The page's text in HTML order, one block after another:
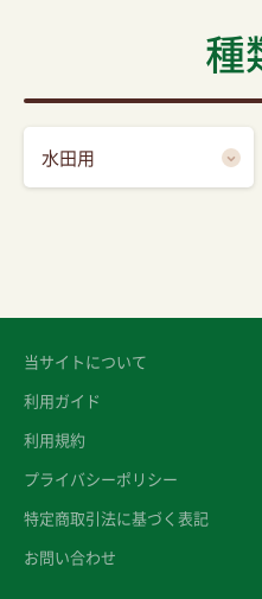
種
水田用
当サイトについて
利用ガイド
利用規約
プライバシーポリシー
特定商取引法に基づく表記
お問い合わせ